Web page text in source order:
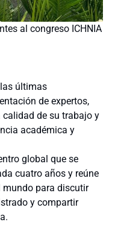
al congreso ICHNIA
últimas
de expertos,
de su trabajo y
académica y
global que se
cuatro años y reúne
mundo para discutir
y compartir